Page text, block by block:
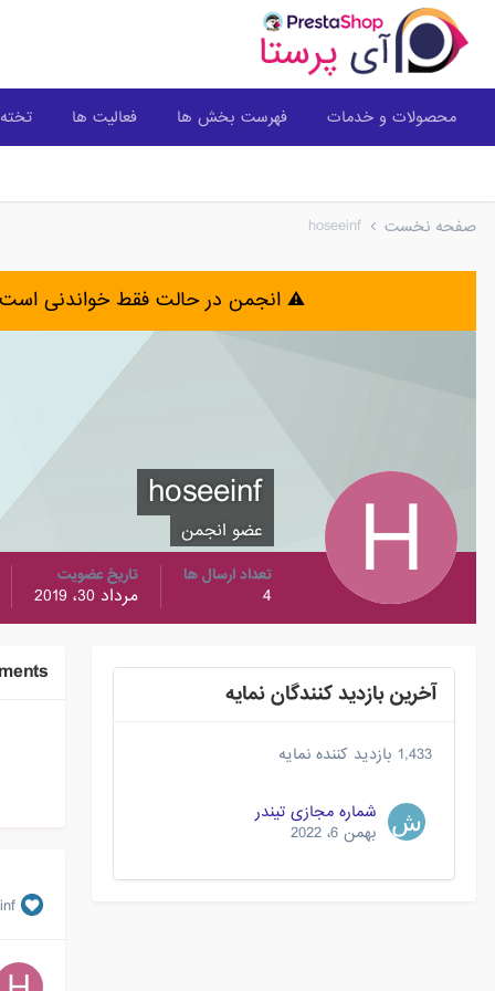
محصولات و خدمات فهرست بخش ها فعالیت ها
صفحه نخست hoseeinf
⚠️ انجمن در حالت فقط خواندنی
hoseeinf
عضو انجمن
تعداد ارسال ها
4
تاریخ عضویت
مرداد 30، 2019
آخرین بازدید کنندگان نمایه
1,433 بازدید کننده نمایه
شماره مجازی تیندر
بهمن 6، 2022